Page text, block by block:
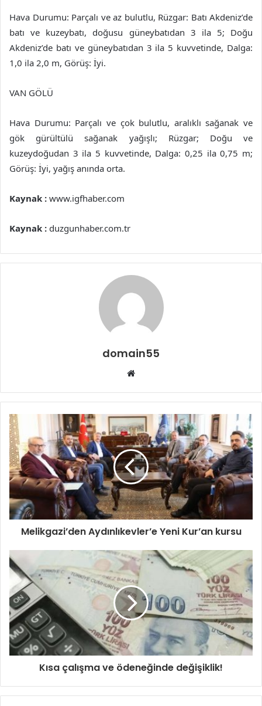
Hava Durumu: Parçalı ve az bulutlu, Rüzgar: Batı Akdeniz’de
batı ve kuzeybatı, doğusu güneybatıdan 3 ila 5; Doğu
Akdeniz’de batı ve güneybatıdan 3 ila 5 kuvvetinde, Dalga:
1,0 ila 2,0 m, Görüş: İyi.
VAN GÖLÜ
Hava Durumu: Parçalı ve çok bulutlu, aralıklı sağanak ve
gök gürültülü sağanak yağışlı; Rüzgar; Doğu ve
kuzeydoğudan 3 ila 5 kuvvetinde, Dalga: 0,25 ila 0,75 m;
Görüş: İyi, yağış anında orta.
Kaynak : www.igfhaber.com
Kaynak : duzgunhaber.com.tr
domain55
Web
Melikgazi’den Aydınlıkevler’e Yeni Kur’an kursu
Kısa çalışma ve ödeneğinde değişiklik!